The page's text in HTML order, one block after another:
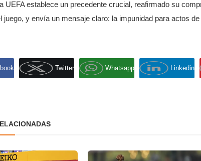
UEFA establece un precedente crucial, reafirmado su
juego, y envía un mensaje claro: la impunidad para actos
Twitter Whatsapp Linkedin